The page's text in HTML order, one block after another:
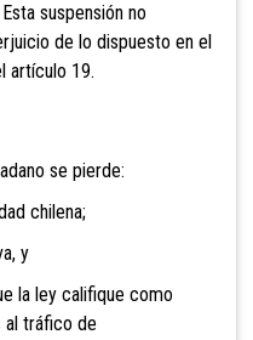
suspensión no
de lo dispuesto en el
artículo 19.
se pierde:
chilena;
y
la ley califique como
al tráfico de